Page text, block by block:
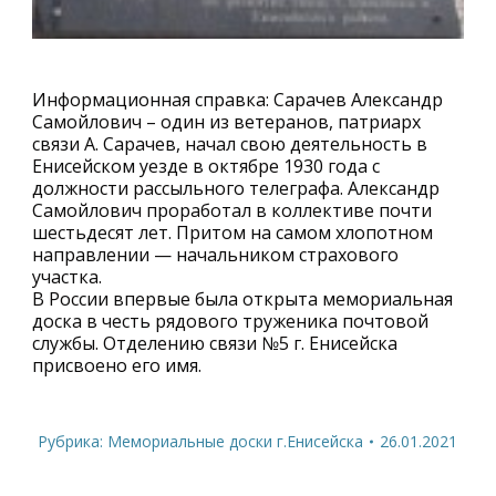
Информационная справка: Сарачев Александр
Самойлович – один из ветеранов, патриарх
связи А. Сарачев, начал свою деятельность в
Енисейском уезде в октябре 1930 года с
должности рассыльного телеграфа. Александр
Самойлович проработал в коллективе почти
шестьдесят лет. Притом на самом хлопотном
направлении — начальником страхового
участка.
В России впервые была открыта мемориальная
доска в честь рядового труженика почтовой
службы. Отделению связи №5 г. Енисейска
присвоено его имя.
Рубрика: Мемориальные доски г.Енисейска 26.01.2021